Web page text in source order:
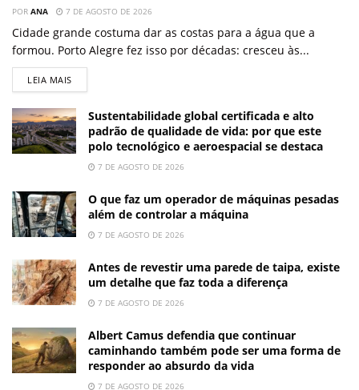
POR ANA 7 DE AGOSTO DE 2026
Cidade grande costuma dar as costas para a água que a
formou. Porto Alegre fez isso por décadas: cresceu às...
LEIA MAIS
Sustentabilidade global certificada e alto
padrão de qualidade de vida: por que este
polo tecnológico e aeroespacial se destaca
7 DE AGOSTO DE 2026
O que faz um operador de máquinas pesadas
além de controlar a máquina
7 DE AGOSTO DE 2026
Antes de revestir uma parede de taipa, existe
um detalhe que faz toda a diferença
7 DE AGOSTO DE 2026
Albert Camus defendia que continuar
caminhando também pode ser uma forma de
responder ao absurdo da vida
7 DE AGOSTO DE 2026